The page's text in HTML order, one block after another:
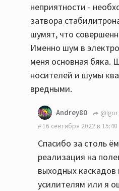
неприятности -
затвора
шумят, что
Именно шум в
меня основная бяка.
носителей и шумы
вредными.
Andrey80
16 сентября 2022 в 15:40
Спасибо за столь
реализация на
выходных
усилителям или я